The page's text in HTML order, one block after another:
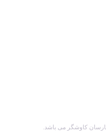
کاوشگر می باشد.